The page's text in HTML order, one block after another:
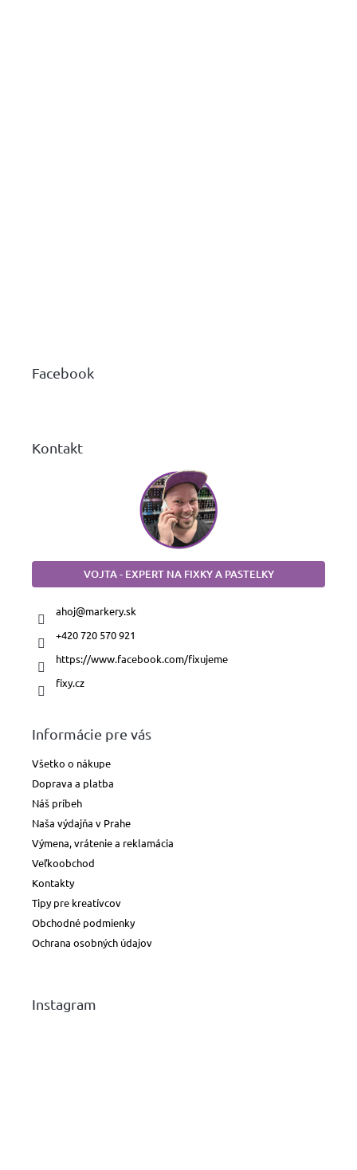
Facebook
Kontakt
VOJTA - EXPERT NA FIXKY A PASTELKY
ahoj@markery.sk
+420 720 570 921
https://www.facebook.com/fixujeme
fixy.cz
Informácie pre vás
Všetko o nákupe
Doprava a platba
Náš príbeh
Naša výdajňa v Prahe
Výmena, vrátenie a reklamácia
Veľkoobchod
Kontakty
Tipy pre kreatívcov
Obchodné podmienky
Ochrana osobných údajov
Instagram